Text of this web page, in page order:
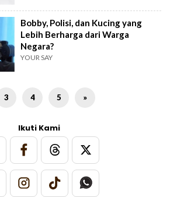
Bobby, Polisi, dan Kucing yang
Lebih Berharga dari Warga
Negara?
YOUR SAY
3 4 5 »
Ikuti Kami